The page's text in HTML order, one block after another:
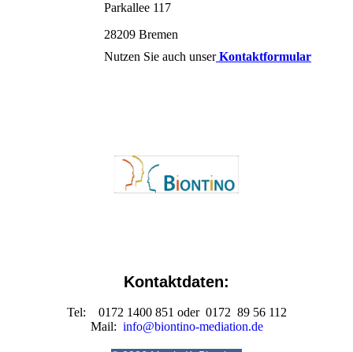
Parkallee 117
28209 Bremen
Nutzen Sie auch unserKontaktformular
Kontaktdaten:
Tel: 0172 1400 851 oder 0172 89 56 112
Mail: info@biontino-mediation.de